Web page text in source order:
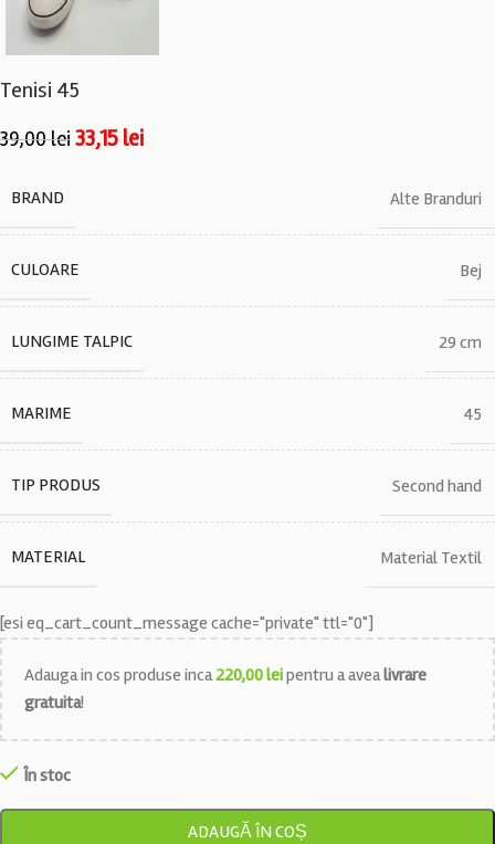
Tenisi 45
39,00lei33,15 lei
BRAND Alte Branduri
CULOARE Bej
LUNGIME TALPIC 29 cm
MARIME 45
TIP PRODUS Second hand
MATERIAL Material Textil
[esi eq_cart_count_message cache="private" ttl="0"]
Adauga in cos produse inca220,00leipentru a avealivrare
gratuita!
În stoc
ADAUGĂ ÎN COȘ